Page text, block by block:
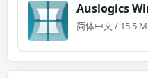
Auslogics
简体中文 / 15.5